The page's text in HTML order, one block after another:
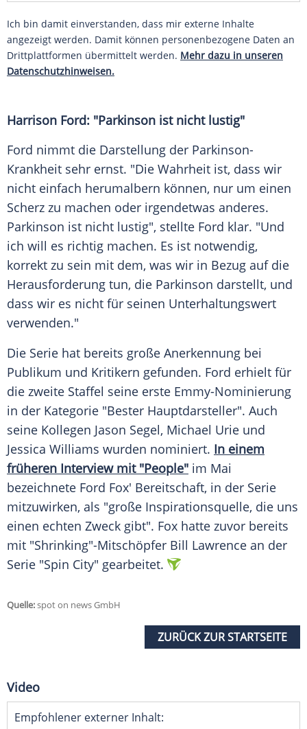
Ich bin damit einverstanden, dass mir externe Inhalte
angezeigt werden. Damit können personenbezogene Daten an
Drittplattformen übermittelt werden. Mehr dazu in unseren
Datenschutzhinweisen.
Harrison Ford: "Parkinson ist nicht lustig"
Ford nimmt die Darstellung der Parkinson-
Krankheit sehr ernst. "Die Wahrheit ist, dass wir
nicht einfach herumalbern können, nur um einen
Scherz zu machen oder irgendetwas anderes.
Parkinson ist nicht lustig", stellte Ford klar. "Und
ich will es richtig machen. Es ist notwendig,
korrekt zu sein mit dem, was wir in Bezug auf die
Herausforderung tun, die Parkinson darstellt, und
dass wir es nicht für seinen Unterhaltungswert
verwenden."
Die Serie hat bereits große Anerkennung bei
Publikum und Kritikern gefunden. Ford erhielt für
die zweite Staffel seine erste Emmy-Nominierung
in der Kategorie "Bester Hauptdarsteller". Auch
seine Kollegen Jason Segel, Michael Urie und
Jessica Williams wurden nominiert. In einem
früheren Interviewmit "People" im Mai
bezeichnete Ford Fox' Bereitschaft, in der Serie
mitzuwirken, als "große Inspirationsquelle, die uns
einen echten Zweck gibt". Fox hatte zuvor bereits
mit "Shrinking"-Mitschöpfer Bill Lawrence an der
Serie "Spin City" gearbeitet.
Quelle:spot on news GmbH
ZURÜCK ZUR STARTSEITE
Video
Empfohlener externer Inhalt: